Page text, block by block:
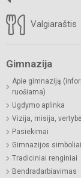
Valgiaraštis
Gimnazija
Apie gimnaziją
ruošiama)
Ugdymo aplinka
Vizija, misija,
Pasiekimai
Gimnazijos
Tradiciniai renginiai
Bendradarbiavimas